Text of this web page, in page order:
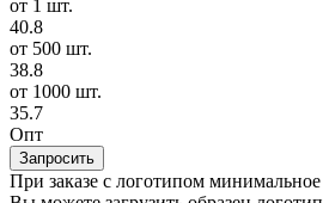
от 1 шт.
40.8
от 500 шт.
38.8
от 1000 шт.
35.7
Опт
Запросить
При заказе с логотипом